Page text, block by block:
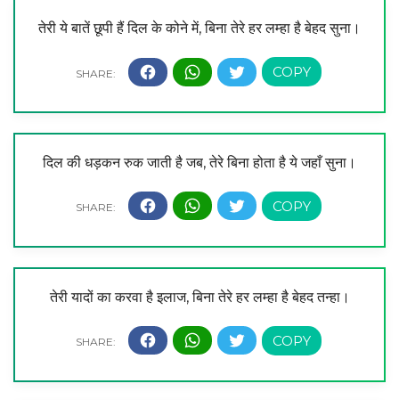
तेरी ये बातें छूपी हैं दिल के कोने में, बिना तेरे हर लम्हा है बेहद सुना।
दिल की धड़कन रुक जाती है जब, तेरे बिना होता है ये जहाँ सुना।
तेरी यादों का करवा है इलाज, बिना तेरे हर लम्हा है बेहद तन्हा।